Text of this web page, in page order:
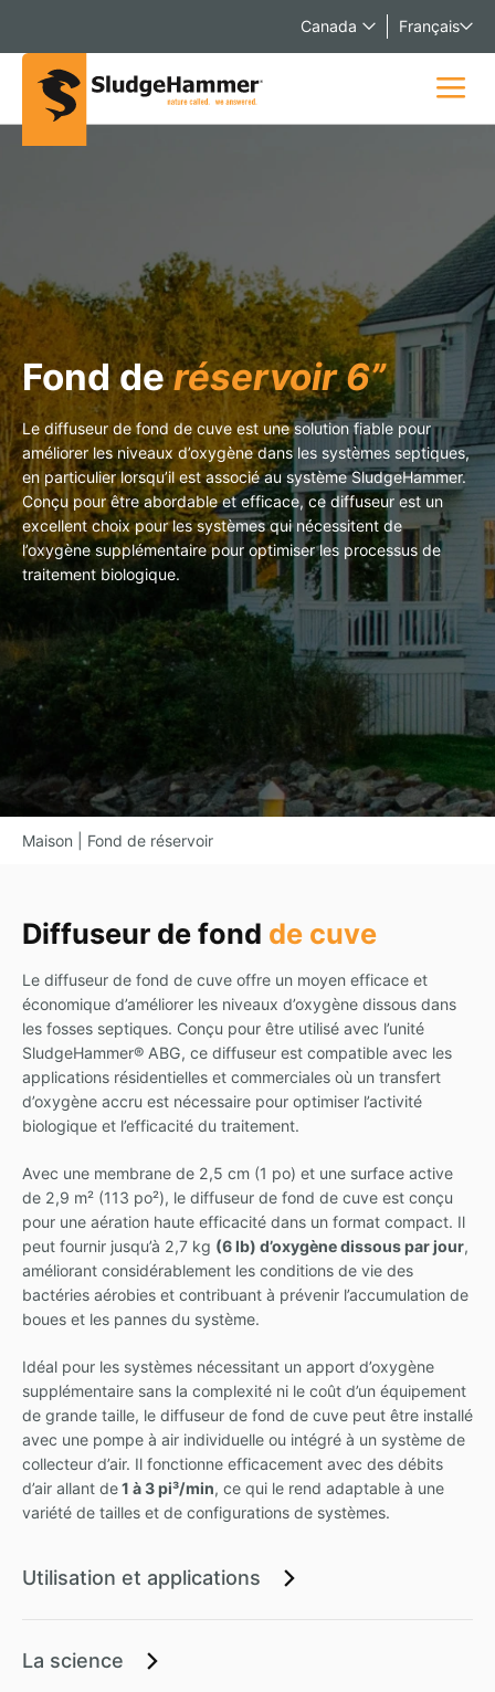
Canada Français
Fond deréservoir 6”
Le diffuseur de fond de cuve est une solution fiable pour
améliorer les niveaux d’oxygène dans les systèmes septiques,
en particulier lorsqu’il est associé au système SludgeHammer.
Conçu pour être abordable et efficace, ce diffuseur est un
excellent choix pour les systèmes qui nécessitent de
l’oxygène supplémentaire pour optimiser les processus de
traitement biologique.
Maison Fond de réservoir
Diffuseur de fond de cuve
Le diffuseur de fond de cuve offre un moyen efficace et
économique d’améliorer les niveaux d’oxygène dissous dans
les fosses septiques. Conçu pour être utilisé avec l’unité
SludgeHammer® ABG, ce diffuseur est compatible avec les
applications résidentielles et commerciales où un transfert
d’oxygène accru est nécessaire pour optimiser l’activité
biologique et l’efficacité du traitement.
Avec une membrane de 2,5 cm (1 po) et une surface active
de 2,9 m² (113 po²), le diffuseur de fond de cuve est conçu
pour une aération haute efficacité dans un format compact. Il
peut fournir jusqu’à 2,7 kg (6 lb) d’oxygène dissous par jour,
améliorant considérablement les conditions de vie des
bactéries aérobies et contribuant à prévenir l’accumulation de
boues et les pannes du système.
Idéal pour les systèmes nécessitant un apport d’oxygène
supplémentaire sans la complexité ni le coût d’un équipement
de grande taille, le diffuseur de fond de cuve peut être installé
avec une pompe à air individuelle ou intégré à un système de
collecteur d’air. Il fonctionne efficacement avec des débits
d’air allant de1 à 3 pi³/min, ce qui le rend adaptable à une
variété de tailles et de configurations de systèmes.
Utilisation et applications
La science